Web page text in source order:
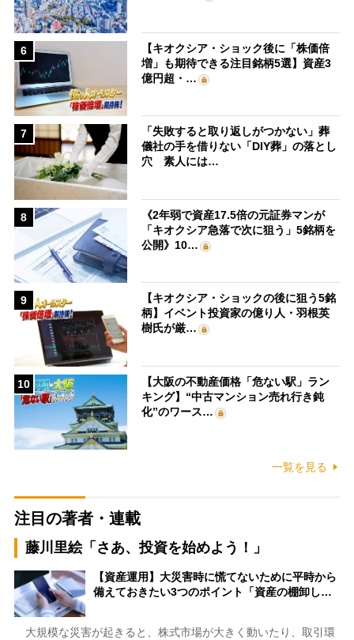
6
【キオクシア・ショック後に「株価倍
増」も期待できる注目銘柄5選】資産3
億円超・…
7
「失敗すると取り返しがつかない」葬
儀社の手を借りない「DIY葬」の落とし
穴 素人には…
8
《2年弱で資産17.5倍の元証券マンが
「キオクシア急落で次に狙う」5銘柄を
公開》10…
9
【キオクシア・ショックの後に狙う5銘
柄】イベント投資家の億り人・羽根英
樹氏が厳…
10
【大阪の不動産価格「危ない駅」ラン
キング】“中古マンション売れ行き鈍
化”のワース…
一覧を見る
注目の著者・連載
藤川里絵「さあ、投資を始めよう！」
【資産運用】大災害時に慌てないために平時から
備えておきたい3つのポイント「資産の棚卸し…
大規模な災害が起きると、株式市場が大きく動いたり、取引環